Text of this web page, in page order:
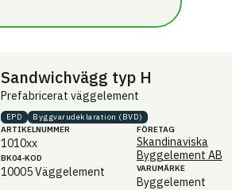
Sandwichvägg typ H
Prefabricerat väggelement
EPD
Byggvaru­deklaration (BVD)
ARTIKEL­NUMMER
1010xx
BK04-KOD
10005Väggelement
FÖRETAG
Skandinaviska
Byggelement AB
VARUMÄRKE
Byggelement